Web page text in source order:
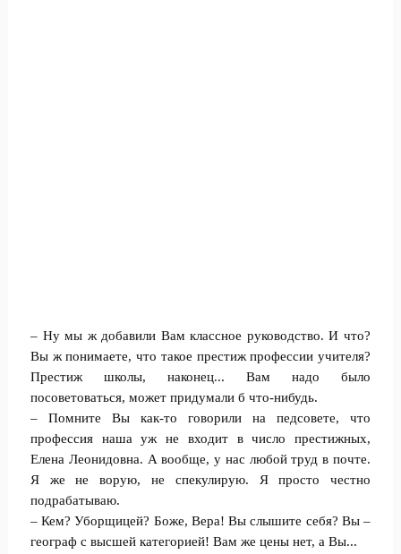
– Ну мы ж добавили Вам классное руководство. И что?
Вы ж понимаете, что такое престиж профессии учителя?
Престиж школы, наконец... Вам надо было
посоветоваться, может придумали б что-нибудь.
– Помните Вы как-то говорили на педсовете, что
профессия наша уж не входит в число престижных,
Елена Леонидовна. А вообще, у нас любой труд в почте.
Я же не ворую, не спекулирую. Я просто честно
подрабатываю.
– Кем? Уборщицей? Боже, Вера! Вы слышите себя? Вы –
географ с высшей категорией! Вам же цены нет, а Вы...